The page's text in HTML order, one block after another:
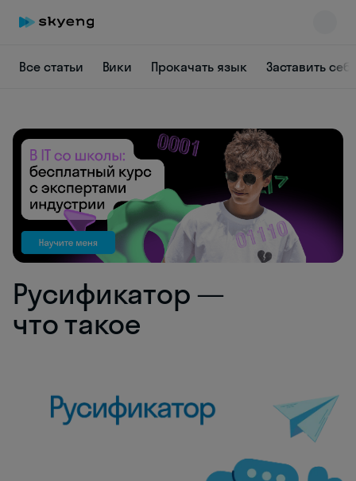
Все статьи Вики Прокачать язык Заставить
Русификатор —
что такое
Skyeng Chat
online